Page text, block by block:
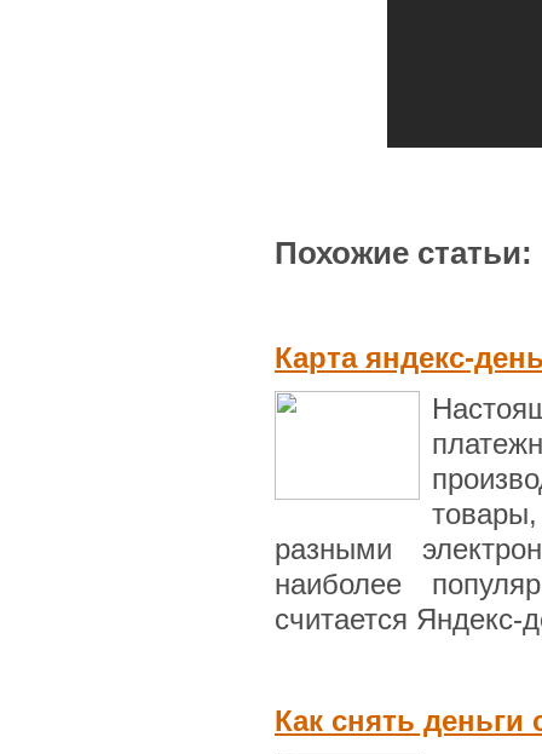
Похожие статьи:
Карта яндекс-
разными
наиболее
считается Яндекс-
Как снять